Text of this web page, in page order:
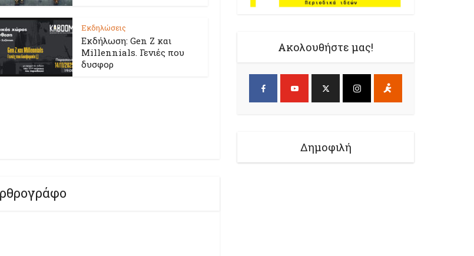
Εκδηλώσεις
Εκδήλωση: Gen Z και
Millennials. Γενιές που
δυσφορ
Ακολουθήστε μας!
Δημοφιλή